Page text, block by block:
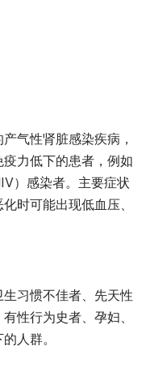
气性肾脏感染疾病，
力低下的患者，例如
）感染者。主要症状
时可能出现低血压、
习惯不佳者、先天性
性行为史者、孕妇、
人群。